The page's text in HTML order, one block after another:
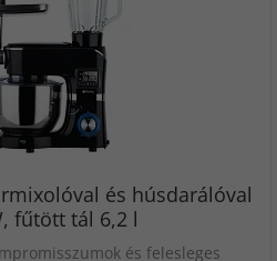
és húsdarálóval
fűtött tál 6,2 l
és felesleges